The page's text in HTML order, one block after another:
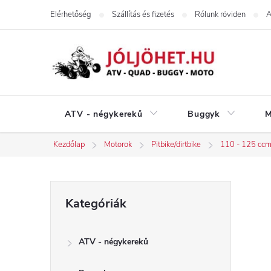
Elérhetőség Szállítás és fizetés Rólunk röviden
ATV - négykerekű Buggyk
Kezdőlap Motorok Pitbike/dirtbike 110 - 125 ccm
O
átugrása
Kategóriák
ATV - négykerekű